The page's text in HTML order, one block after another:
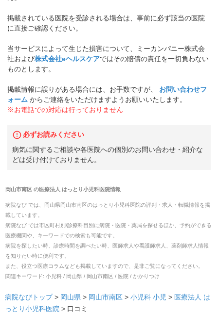
掲載されている医院を受診される場合は、事前に必ず該当の医院
に直接ご確認ください。
当サービスによって生じた損害について、ミーカンパニー株式会
社および株式会社eヘルスケアではその賠償の責任を一切負わない
ものとします。
掲載情報に誤りがある場合には、お手数ですが、
お問い合わせフ
ォーム からご連絡をいただけますようお願いいたします。
※お電話での対応は行っておりません
必ずお読みください
病気に関するご相談や各医院への個別のお問い合わせ・紹介な
どは受け付けておりません。
岡山市南区 の医療法人 はっとり小児科医院情報
病院なび では、 岡山県 岡山市南区のはっとり小児科医院の評判・求人・転職情報を掲
載しています。
病院なび では市区町村別/診療科目別に病院・医院・薬局を探せるほか、予約ができる
医療機関や、キーワードでの検索も可能です。
病院を探したい時、診療時間を調べたい時、医師求人や看護師求人、薬剤師求人情報
を知りたい時に便利です。
また、役立つ医療コラムなども掲載していますので、是非ご覧になってください。
関連キーワード: 小児科 / 岡山県 / 岡山市南区 / 医院 / かかりつけ
病院なびトップ > 岡山県 > 岡山市南区 > 小児科 小児 > 医療法人 は
っとり小児科医院 > 口コミ